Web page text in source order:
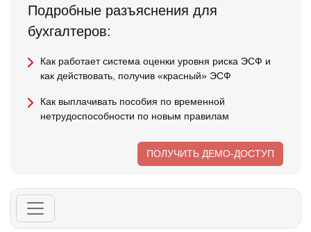
Подробные разъяснения для
бухгалтеров:
Как работает система оценки уровня риска ЭСФ и
как действовать, получив «красный» ЭСФ
Как выплачивать пособия по временной
нетрудоспособности по новым правилам
ПОЛУЧИТЬ ДЕМО-ДОСТУП